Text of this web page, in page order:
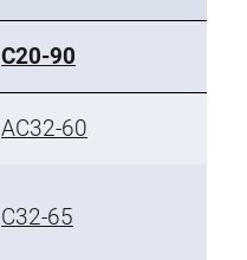
C20-90
AC32-60
C32-65